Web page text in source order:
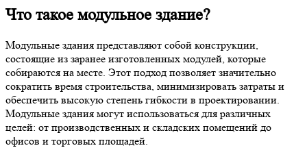
Что такое модульное здание?
Модульные здания представляют собой конструкции,
состоящие из заранее изготовленных модулей, которые
собираются на месте. Этот подход позволяет значительно
сократить время строительства, минимизировать затраты и
обеспечить высокую степень гибкости в проектировании.
Модульные здания могут использоваться для различных
целей: от производственных и складских помещений до
офисов и торговых площадей.